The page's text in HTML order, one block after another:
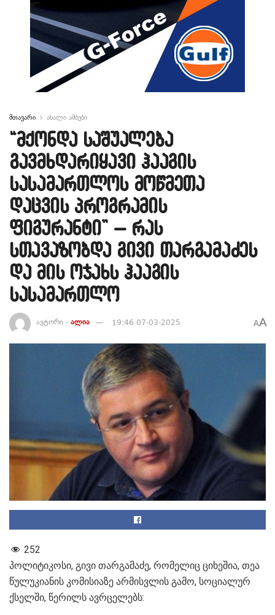
მთავარი ახალი ამბები
“მქონდა საშუალება
გავმხდარიყავი ჰააგის
სასამართლოს მოწმეთა
დაცვის პროგრამის
ფიგურანტი” – რას
სთავაზობდა გივი თარგამაძეს
და მის ოჯახს ჰააგის
სასამართლო
ავტორი - ალია 19:46 07-03-2025 AA
252
პოლიტიკოსი, გივი თარგამაძე, რომელიც ციხეშია, თეა
წულუკიანის კომისიაზე არმისვლის გამო, სოციალურ
ქსელში, წერილს ავრცელებს: